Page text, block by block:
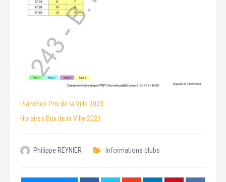
Planches Prix de la Ville 2023
Horaires Prix de la Ville 2023
Philippe REYNIER Informations clubs